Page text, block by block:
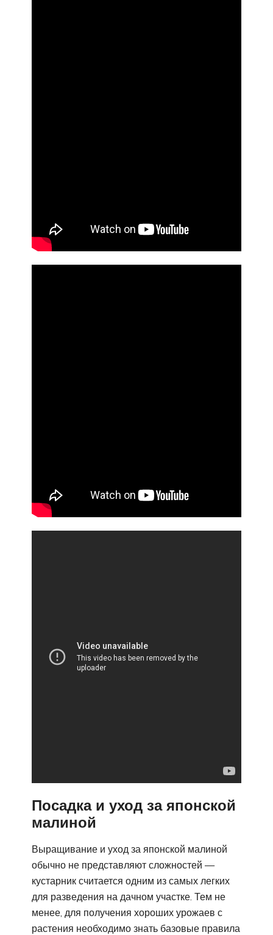
Посадка и уход за японской
малиной
Выращивание и уход за японской малиной
обычно не представляют сложностей —
кустарник считается одним из самых легких
для разведения на дачном участке. Тем не
менее, для получения хороших урожаев с
растения необходимо знать базовые правила